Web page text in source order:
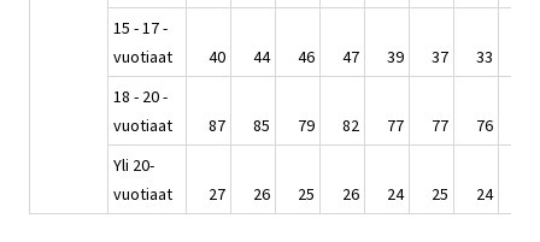
15 - 17 -
vuotiaat
40 44 46 47 39 37 33
18 - 20 -
vuotiaat
87 85 79 82 77 77 76
Yli 20-
vuotiaat
27 26 25 26 24 25 24